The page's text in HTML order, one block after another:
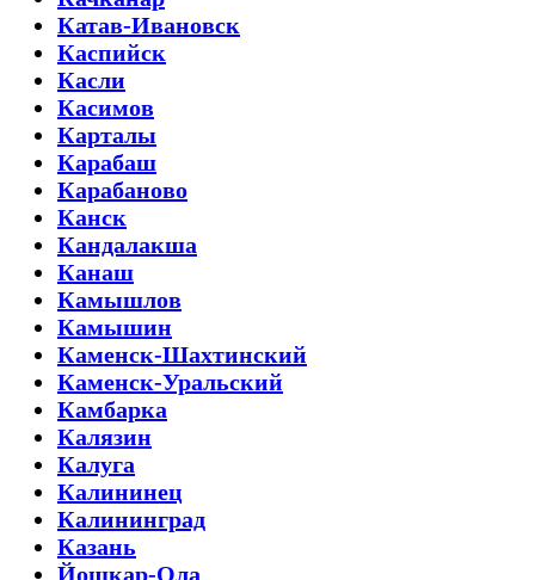
Катав-Ивановск
Каспийск
Касли
Касимов
Карталы
Карабаш
Карабаново
Канск
Кандалакша
Канаш
Камышлов
Камышин
Каменск-Шахтинский
Каменск-Уральский
Камбарка
Калязин
Калуга
Калининец
Калининград
Казань
Йошкар-Ола